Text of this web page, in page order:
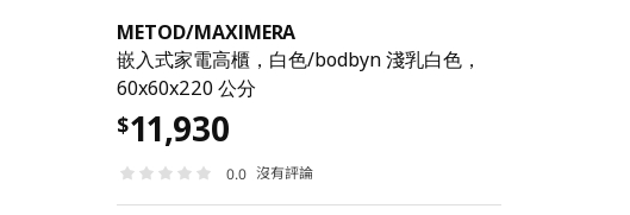
METOD/MAXIMERA
嵌入式家電高櫃，白色/bodbyn 淺乳白色，
60x60x220 公分
$11,930
0.0 沒有評論